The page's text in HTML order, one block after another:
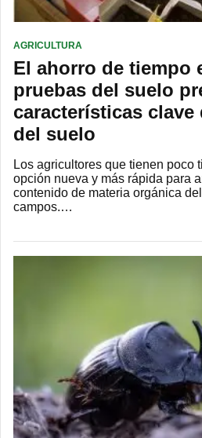
AGRICULTURA
El ahorro de tiempo
pruebas del suelo
características clave
del suelo
Los agricultores que tienen poco
opción nueva y más rápida para
contenido de materia orgánica
campos.…